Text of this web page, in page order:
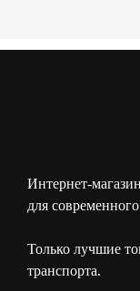
Интернет-
для
Только лучшие
транспорта.